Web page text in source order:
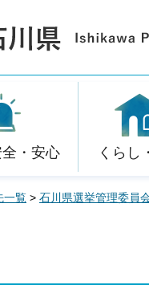
・安心 くらし
一覧 > 石川県選挙管理委員